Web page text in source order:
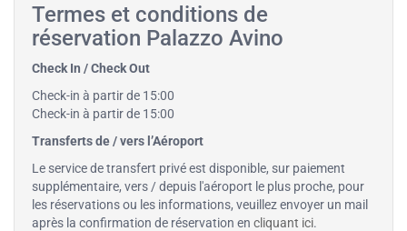
Termes et conditions de
réservation Palazzo Avino
Check In / Check Out
Check-in à partir de 15:00
Check-in à partir de 15:00
Transferts de / vers l’Aéroport
Le service de transfert privé est disponible, sur paiement
supplémentaire, vers / depuis l'aéroport le plus proche, pour
les réservations ou les informations, veuillez envoyer un mail
après la confirmation de réservation en cliquant ici.